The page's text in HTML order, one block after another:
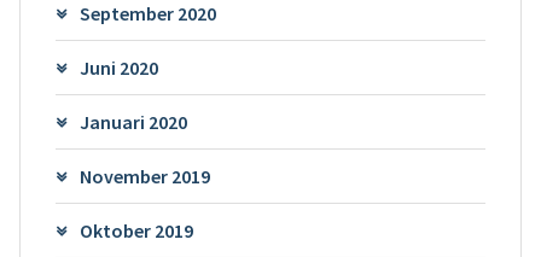
September 2020
Juni 2020
Januari 2020
November 2019
Oktober 2019